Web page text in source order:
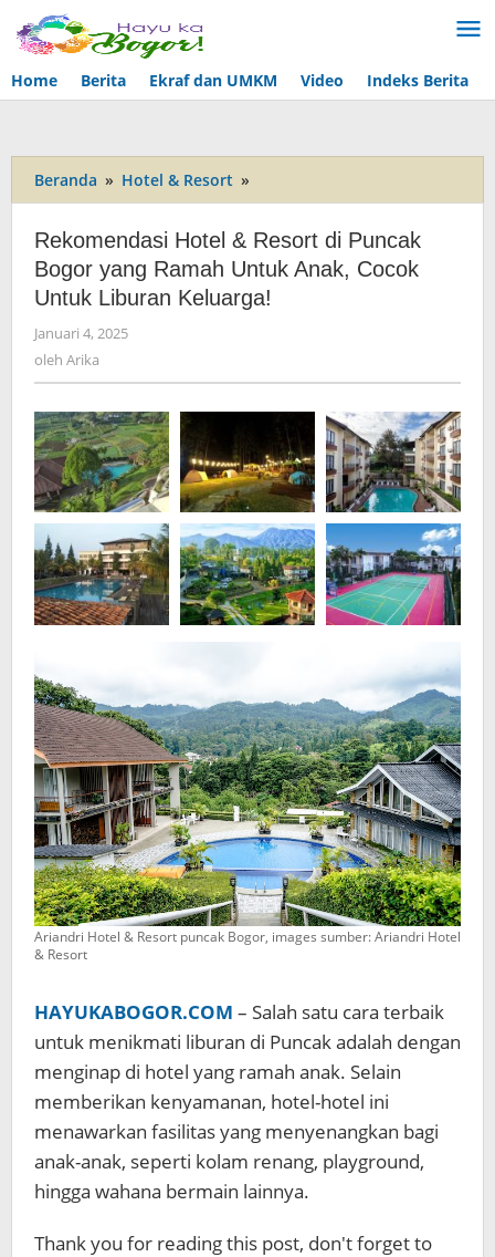
Lewati
ke
konten
Home
Berita Ekraf dan UMKM Video Indeks Berita
Beranda » Hotel & Resort »
Hotel
Resort
di
Puncak
Untuk
Anak,
Cocok
Untuk
Liburan
Keluarga!
Rekomendasi Hotel & Resort di Puncak
Bogor yang Ramah Untuk Anak, Cocok
Untuk Liburan Keluarga!
Januari 4, 2025
oleh Arika
Ariandri Hotel & Resort puncak Bogor, images sumber: Ariandri Hotel
& Resort
HAYUKABOGOR.COM – Salah satu cara terbaik
untuk menikmati liburan di Puncak adalah dengan
menginap di hotel yang ramah anak. Selain
memberikan kenyamanan, hotel-hotel ini
menawarkan fasilitas yang menyenangkan bagi
anak-anak, seperti kolam renang, playground,
hingga wahana bermain lainnya.
Thank you for reading this post, don't forget to